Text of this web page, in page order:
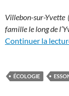
Villebon-sur-Yvette
famille le long de
Continuer la
ÉCOLOGIE